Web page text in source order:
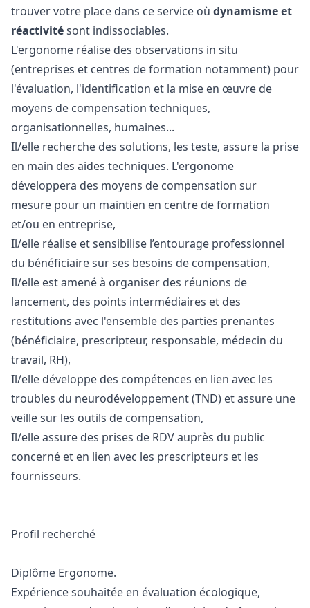
trouver votre place dans ce service où dynamisme et
réactivitésont indissociables.
L'ergonome réalise des observations in situ
(entreprises et centres de formation notamment) pour
l'évaluation, l'identification et la mise en œuvre de
moyens de compensation techniques,
organisationnelles, humaines...
Il/elle recherche des solutions, les teste, assure la prise
en main des aides techniques. L'ergonome
développera des moyens de compensation sur
mesure pour un maintien en centre de formation
et/ou en entreprise,
Il/elle réalise et sensibilise l’entourage professionnel
du bénéficiaire sur ses besoins de compensation,
Il/elle est amené à organiser des réunions de
lancement, des points intermédiaires et des
restitutions avec l'ensemble des parties prenantes
(bénéficiaire, prescripteur, responsable, médecin du
travail, RH),
Il/elle développe des compétences en lien avec les
troubles du neurodéveloppement (TND) et assure une
veille sur les outils de compensation,
Il/elle assure des prises de RDV auprès du public
concerné et en lien avec les prescripteurs et les
fournisseurs.
Profil recherché
Diplôme Ergonome.
Expérience souhaitée en évaluation écologique,